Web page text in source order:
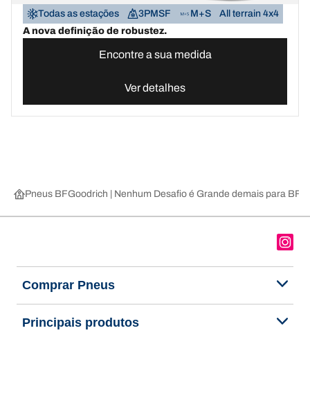
Todas as estações 3PMSF M+S
All terrain 4x4
A nova definição de robustez.
Encontre a sua medida
Ver detalhes
Pneus BFGoodrich | Nenhum Desafio é Grande demais para
Comprar Pneus
Principais produtos